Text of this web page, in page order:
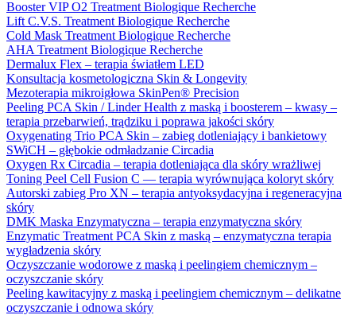
Booster VIP O2 Treatment Biologique Recherche
Lift C.V.S. Treatment Biologique Recherche
Cold Mask Treatment Biologique Recherche
AHA Treatment Biologique Recherche
Dermalux Flex – terapia światłem LED
Konsultacja kosmetologiczna Skin & Longevity
Mezoterapia mikroigłowa SkinPen® Precision
Peeling PCA Skin / Linder Health z maską i boosterem – kwasy –
terapia przebarwień, trądziku i poprawa jakości skóry
Oxygenating Trio PCA Skin – zabieg dotleniający i bankietowy
SWiCH – głębokie odmładzanie Circadia
Oxygen Rx Circadia – terapia dotleniająca dla skóry wrażliwej
Toning Peel Cell Fusion C — terapia wyrównująca koloryt skóry
Autorski zabieg Pro XN – terapia antyoksydacyjna i regeneracyjna
skóry
DMK Maska Enzymatyczna – terapia enzymatyczna skóry
Enzymatic Treatment PCA Skin z maską – enzymatyczna terapia
wygładzenia skóry
Oczyszczanie wodorowe z maską i peelingiem chemicznym –
oczyszczanie skóry
Peeling kawitacyjny z maską i peelingiem chemicznym – delikatne
oczyszczanie i odnowa skóry